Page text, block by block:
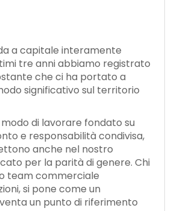
a capitale interamente
tre anni abbiamo registrato
che ci ha portato a
significativo sul territorio
di lavorare fondato su
e responsabilità condivisa,
anche nel nostro
per la parità di genere. Chi
team commerciale
si pone come un
un punto di riferimento